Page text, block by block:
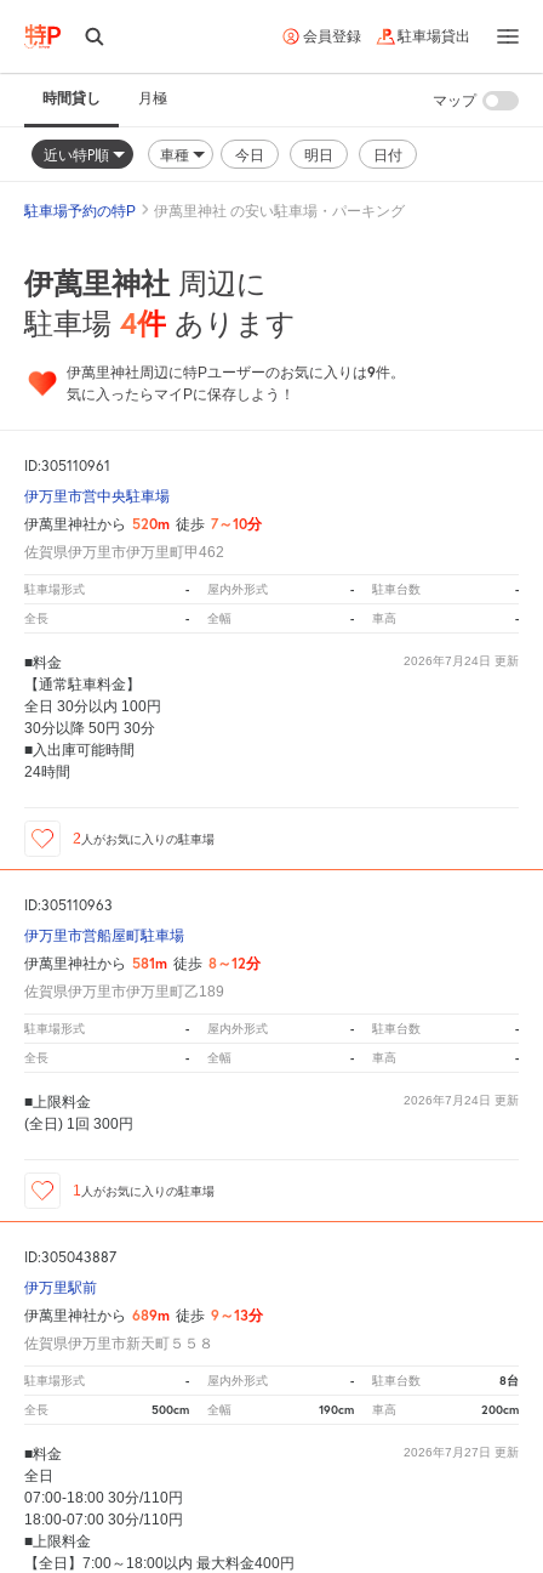
会員登録 駐車場貸出
時間貸し 月極
近い特P順 車種 今日 明日 日付
マップ
駐車場予約の特P 伊萬里神社 の安い駐車場・パーキング
伊萬里神社 周辺に
駐車場 4件 あります
伊萬里神社周辺に特Pユーザーのお気に入りは9件。
気に入ったらマイPに保存しよう！
ID:305110961
伊万里市営中央駐車場
伊萬里神社から 520m 徒歩 7～10分
佐賀県伊万里市伊万里町甲462
駐車場形式 - 屋内外形式 - 駐車台数 -
全長 - 全幅 - 車高 -
2026年7月24日 更新
■料金
【通常駐車料金】
全日 30分以内 100円
30分以降 50円 30分
■入出庫可能時間
24時間
2 人がお気に入りの駐車場
ID:305110963
伊万里市営船屋町駐車場
伊萬里神社から 581m 徒歩 8～12分
佐賀県伊万里市伊万里町乙189
駐車場形式 - 屋内外形式 - 駐車台数 -
全長 - 全幅 - 車高 -
2026年7月24日 更新
■上限料金
(全日) 1回 300円
1 人がお気に入りの駐車場
ID:305043887
伊万里駅前
伊萬里神社から 689m 徒歩 9～13分
佐賀県伊万里市新天町５５８
駐車場形式 - 屋内外形式 - 駐車台数 8台
全長 500cm 全幅 190cm 車高 200cm
2026年7月27日 更新
■料金
全日
07:00-18:00 30分/110円
18:00-07:00 30分/110円
■上限料金
【全日】7:00～18:00以内 最大料金400円